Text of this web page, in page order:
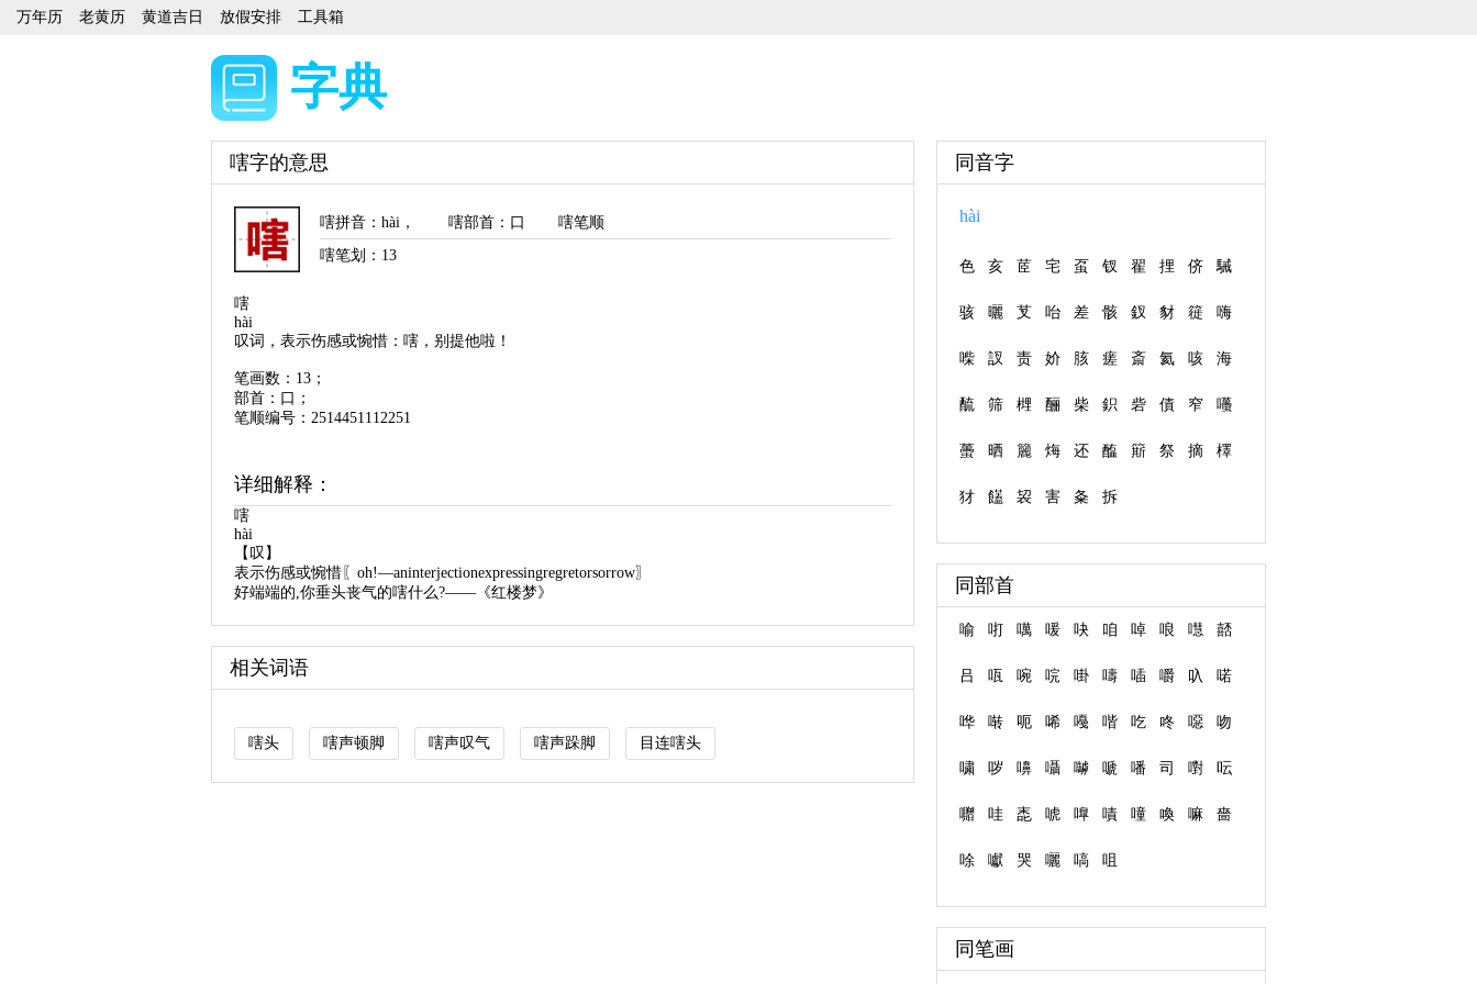
万年历 老黄历 黄道吉日 放假安排 工具箱
字典
嗐字的意思
嗐拼音 ： hài ， 嗐部首 ：口
嗐笔顺
嗐笔划： 13
嗐
hài
叹词，表示伤感或惋惜：嗐，别提他啦！
笔画数：13；
部首：口；
笔顺编号：2514451112251
详细解释：
嗐
hài
【叹】
表示伤感或惋惜〖oh!—aninterjectionexpressingregretorsorrow〗
好端端的,你垂头丧气的嗐什么?——《红楼梦》
相关词语
嗐头 嗐声顿脚 嗐声叹气 嗐声跺脚 目连嗐头
同音字
hài
色 亥 茝 宅 虿 钗 翟 捚 侪 駴
骇 曬 芆 咍 差 骸 釵 豺 簁 嗨
喍 訍 责 妎 胲 瘥 斎 氦 咳 海
酼 筛 榸 酾 柴 鉙 砦 債 窄 囆
蠆 晒 籭 烸 还 醢 簛 祭 摘 檡
犲 饚 袃 害 夈 拆
同部首
喻 咑 噧 喛 吷 咱 啅 哴 嚖 嚭
吕 咓 啘 唍 啩 嚋 喢 嚼 叺 喏
哗 啭 呃 唏 嘠 喈 吃 咚 噁 吻
嘨 哕 嚊 囁 嚹 嗁 噃 司 嚉 呍
囎 哇 唜 唬 嘷 嘖 噇 喚 嘛 嗇
唋 囐 哭 囇 嗃 咀
同笔画